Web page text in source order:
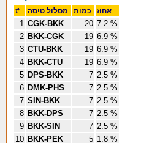
#
1 CGK-BKK 20 7.2 %
2 BKK-CGK 19 6.9 %
3 CTU-BKK 19 6.9 %
4 BKK-CTU 19 6.9 %
5 DPS-BKK 7 2.5 %
6 DMK-PHS 7 2.5 %
7 SIN-BKK 7 2.5 %
8 BKK-DPS 7 2.5 %
9 BKK-SIN 7 2.5 %
10 BKK-PEK 5 1.8 %